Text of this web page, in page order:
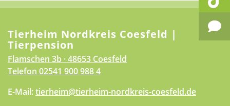
Tierheim Nordkreis Coesfeld |
Tierpension
Flamschen 3b · 48653 Coesfeld
Telefon 02541 900 988 4
E-Mail:tierheim@tierheim-nordkreis-coesfeld.de